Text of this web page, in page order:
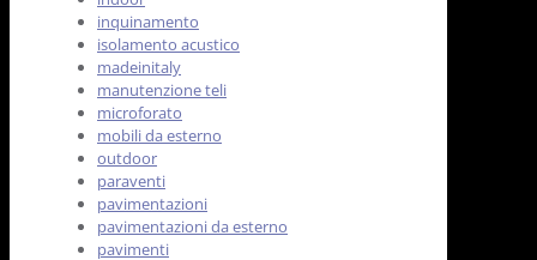
inquinamento
isolamento acustico
madeinitaly
manutenzione teli
microforato
mobili da esterno
outdoor
paraventi
pavimentazioni
pavimentazioni da esterno
pavimenti